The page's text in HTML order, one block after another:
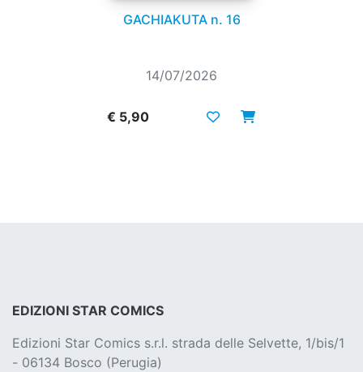
GACHIAKUTA n. 16
14/07/2026
€ 5,90
EDIZIONI STAR COMICS
Edizioni Star Comics s.r.l. strada delle Selvette, 1/bis/1
- 06134 Bosco (Perugia)